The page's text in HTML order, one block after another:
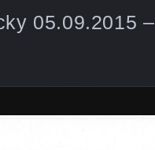
05.09.2015 –